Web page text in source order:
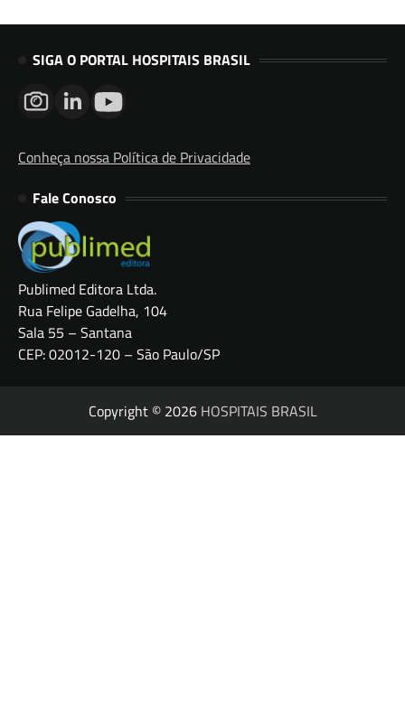
SIGA O PORTAL HOSPITAIS BRASIL
Conheça nossa Política de Privacidade
Fale Conosco
Publimed Editora Ltda.
Rua Felipe Gadelha, 104
Sala 55 – Santana
CEP: 02012-120 – São Paulo/SP
Copyright © 2026 HOSPITAIS BRASIL